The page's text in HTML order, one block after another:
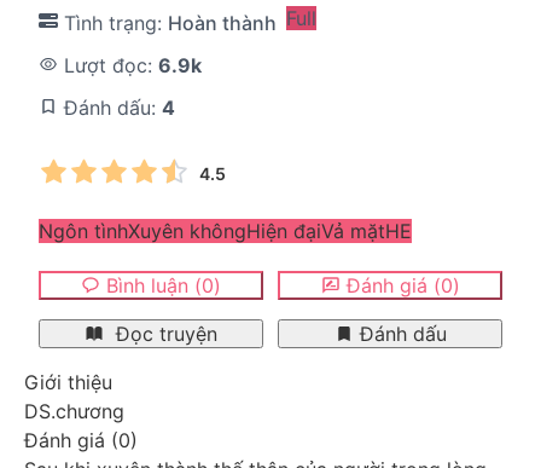
Tình trạng: Hoàn thành Full
Lượt đọc: 6.9k
Đánh dấu: 4
4.5
Ngôn tìnhXuyên khôngHiện đạiVả mặtHE
Bình luận (0) Đánh giá (0)
Đọc truyện
Đánh dấu
Giới thiệu
DS.chương
Đánh giá (0)